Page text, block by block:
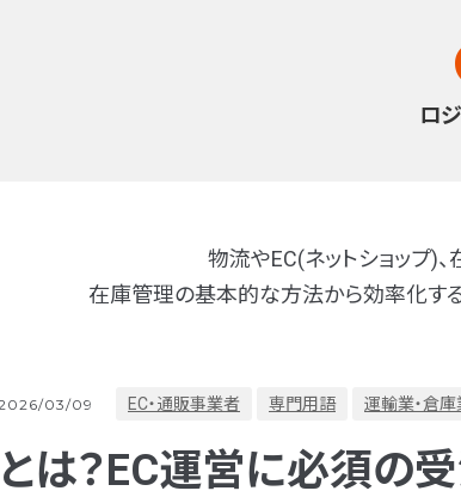
ロ
物流やEC(ネットショップ)
在庫管理の基本的な方法から効率化する
2026/03/09 EC・通販事業者 専門用語 運輸業・倉庫
は？EC運営に必須の